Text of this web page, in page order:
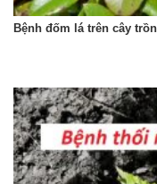
Bệnh đốm lá trên cây